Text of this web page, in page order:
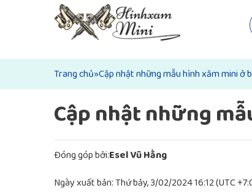
Trang chủ»Cập nhật những mẫu hình xăm mini ở
Cập nhật những
Đóng góp bởi:Esel Vũ Hằng
Ngày xuất bản: Thứ bảy, 3/02/2024 16:12 (UTC